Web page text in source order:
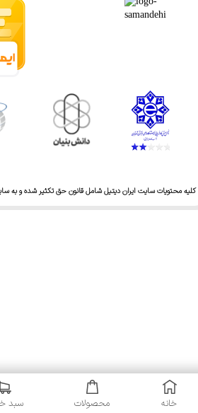
★
محتویات سایت ایران دیتیل شامل قانون حق تکثیر شده و به
خانه محصولات سبد